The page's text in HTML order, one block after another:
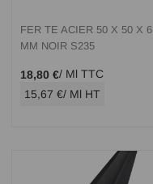
FER TE ACIER 50 X 50 X 6
MM NOIR S235
18,80 €/ Ml TTC
15,67 €/ Ml HT